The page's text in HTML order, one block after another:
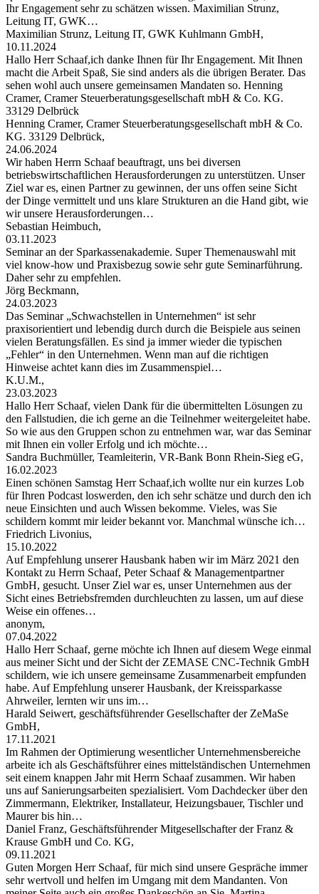
Ihr Engagement sehr zu schätzen wissen. Maximilian Strunz,
Leitung IT, GWK…
Maximilian Strunz, Leitung IT, GWK Kuhlmann GmbH,
10.11.2024
Hallo Herr Schaaf,ich danke Ihnen für Ihr Engagement. Mit Ihnen
macht die Arbeit Spaß, Sie sind anders als die übrigen Berater. Das
sehen wohl auch unsere gemeinsamen Mandaten so. Henning
Cramer, Cramer Steuerberatungsgesellschaft mbH & Co. KG.
33129 Delbrück
Henning Cramer, Cramer Steuerberatungsgesellschaft mbH & Co.
KG. 33129 Delbrück,
24.06.2024
Wir haben Herrn Schaaf beauftragt, uns bei diversen
betriebswirtschaftlichen Herausforderungen zu unterstützen. Unser
Ziel war es, einen Partner zu gewinnen, der uns offen seine Sicht
der Dinge vermittelt und uns klare Strukturen an die Hand gibt, wie
wir unsere Herausforderungen…
Sebastian Heimbuch,
03.11.2023
Seminar an der Sparkassenakademie. Super Themenauswahl mit
viel know-how und Praxisbezug sowie sehr gute Seminarführung.
Daher sehr zu empfehlen.
Jörg Beckmann,
24.03.2023
Das Seminar „Schwachstellen in Unternehmen“ ist sehr
praxisorientiert und lebendig durch durch die Beispiele aus seinen
vielen Beratungsfällen. Es sind ja immer wieder die typischen
„Fehler“ in den Unternehmen. Wenn man auf die richtigen
Hinweise achtet kann dies im Zusammenspiel…
K.U.M.,
23.03.2023
Hallo Herr Schaaf, vielen Dank für die übermittelten Lösungen zu
den Fallstudien, die ich gerne an die Teilnehmer weitergeleitet habe.
So wie aus den Gruppen schon zu entnehmen war, war das Seminar
mit Ihnen ein voller Erfolg und ich möchte…
Sandra Buchmüller, Teamleiterin, VR-Bank Bonn Rhein-Sieg eG,
16.02.2023
Einen schönen Samstag Herr Schaaf,ich wollte nur ein kurzes Lob
für Ihren Podcast loswerden, den ich sehr schätze und durch den ich
neue Einsichten und auch Wissen bekomme. Vieles, was Sie
schildern kommt mir leider bekannt vor. Manchmal wünsche ich…
Friedrich Livonius,
15.10.2022
Auf Empfehlung unserer Hausbank haben wir im März 2021 den
Kontakt zu Herrn Schaaf, Peter Schaaf & Managementpartner
GmbH, gesucht. Unser Ziel war es, unser Unternehmen aus der
Sicht eines Betriebsfremden durchleuchten zu lassen, um auf diese
Weise ein offenes…
anonym,
07.04.2022
Hallo Herr Schaaf, gerne möchte ich Ihnen auf diesem Wege einmal
aus meiner Sicht und der Sicht der ZEMASE CNC-Technik GmbH
schildern, wie ich unsere gemeinsame Zusammenarbeit empfunden
habe. Auf Empfehlung unserer Hausbank, der Kreissparkasse
Ahrweiler, lernten wir uns im…
Harald Seiwert, geschäftsführender Gesellschafter der ZeMaSe
GmbH,
17.11.2021
Im Rahmen der Optimierung wesentlicher Unternehmensbereiche
arbeite ich als Geschäftsführer eines mittelständischen Unternehmen
seit einem knappen Jahr mit Herrn Schaaf zusammen. Wir haben
uns auf Sanierungsarbeiten spezialisiert. Vom Dachdecker über den
Zimmermann, Elektriker, Installateur, Heizungsbauer, Tischler und
Maurer bis hin…
Daniel Franz, Geschäftsführender Mitgesellschafter der Franz &
Krause GmbH und Co. KG,
09.11.2021
Guten Morgen Herr Schaaf, für mich sind unsere Gespräche immer
sehr wertvoll und helfen im Umgang mit dem Mandanten. Von